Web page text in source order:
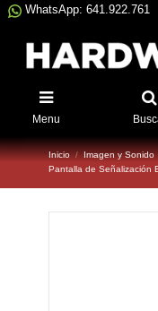
WhatsApp: 641.922.761
Menu
Inicio Imagen y Sonido
Pantalla de Señalización